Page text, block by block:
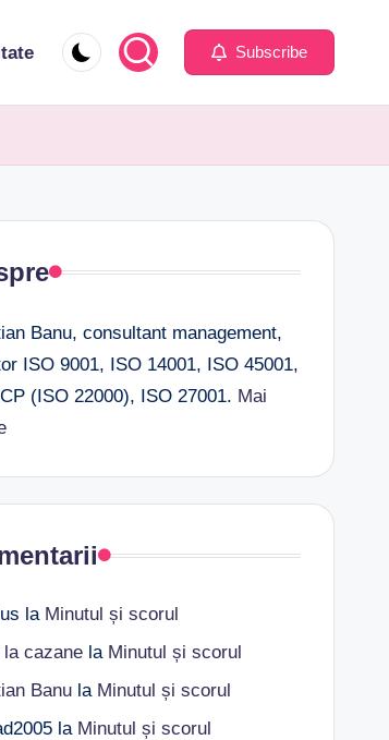
Subscribe
Banu, consultant management,
ISO 9001, ISO 14001, ISO 45001,
(ISO 22000), ISO 27001. Mai
la Minutul și scorul
la cazanela Minutul și scorul
Banula Minutul și scorul
la Minutul și scorul